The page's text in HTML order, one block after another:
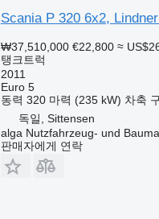
Scania P 320 6x2,
₩37,510,000 €22,800 ≈
탱크트럭
2011
Euro 5
동력 320 마력 (235 kW) 차축
독일, Sittensen
alga Nutzfahrzeug- und
판매자에게 연락